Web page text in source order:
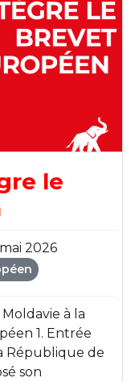
le
2026
à la
1. Entrée
République de
son